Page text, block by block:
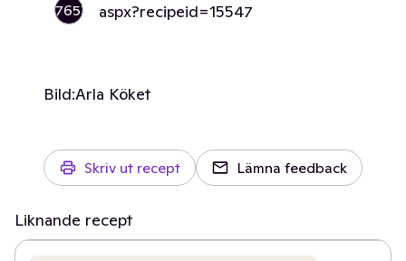
17653 aspx?recipeid=15547
Bild:Arla Köket
Skriv ut recept Lämna feedback
Liknande recept